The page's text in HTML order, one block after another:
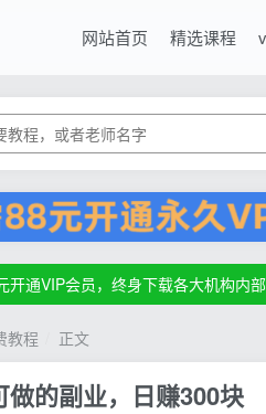
网站首页 精选课程
开通VIP会员，终身下载各大机构内
开通VIP会员，终身下载各大机构内
开通VIP会员，终身下载各大机构内
教程 正文
做的副业，日赚300块